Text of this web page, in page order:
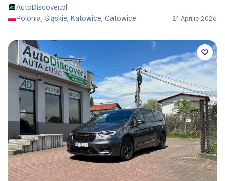
AutoDiscover.pl
Polonia, Śląskie, Katowice, Catowice
21 Aprilie 2026